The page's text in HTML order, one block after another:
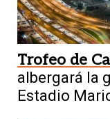
Trofeo de
albergará la
Estadio